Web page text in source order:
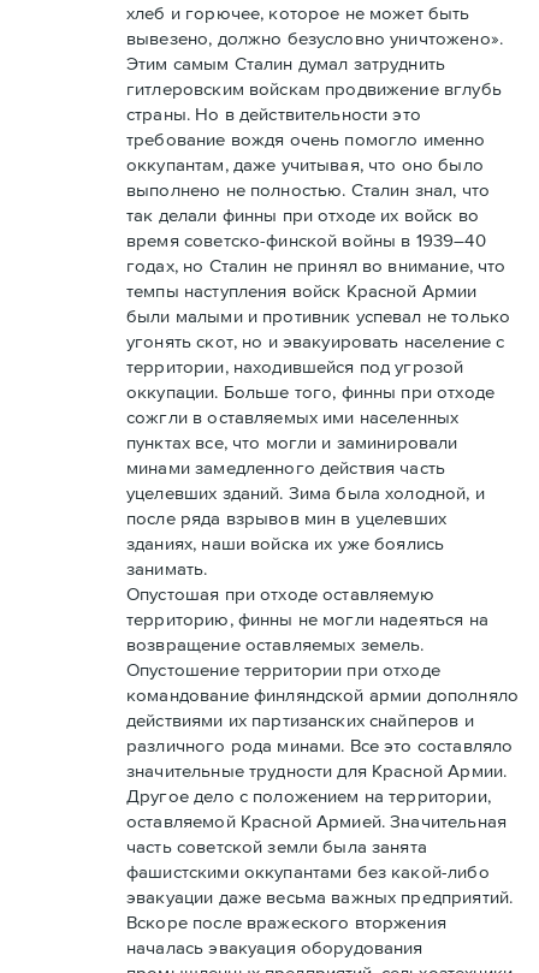
хлеб и горючее, которое не может быть
вывезено, должно безусловно уничтожено».
Этим самым Сталин думал затруднить
гитлеровским войскам продвижение вглубь
страны. Но в действительности это
требование вождя очень помогло именно
оккупантам, даже учитывая, что оно было
выполнено не полностью. Сталин знал, что
так делали финны при отходе их войск во
время советско-финской войны в 1939–40
годах, но Сталин не принял во внимание, что
темпы наступления войск Красной Армии
были малыми и противник успевал не только
угонять скот, но и эвакуировать население с
территории, находившейся под угрозой
оккупации. Больше того, финны при отходе
сожгли в оставляемых ими населенных
пунктах все, что могли и заминировали
минами замедленного действия часть
уцелевших зданий. Зима была холодной, и
после ряда взрывов мин в уцелевших
зданиях, наши войска их уже боялись
занимать.
Опустошая при отходе оставляемую
территорию, финны не могли надеяться на
возвращение оставляемых земель.
Опустошение территории при отходе
командование финляндской армии дополняло
действиями их партизанских снайперов и
различного рода минами. Все это составляло
значительные трудности для Красной Армии.
Другое дело с положением на территории,
оставляемой Красной Армией. Значительная
часть советской земли была занята
фашистскими оккупантами без какой-либо
эвакуации даже весьма важных предприятий.
Вскоре после вражеского вторжения
началась эвакуация оборудования